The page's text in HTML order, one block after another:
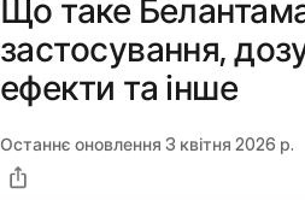
Що таке
застосування,
ефекти та інше
Останнє оновлення 3 квітня 2026 р.